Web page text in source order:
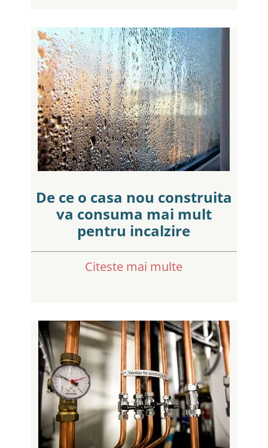
De ce o casa nou construita
va consuma mai mult
pentru incalzire
Citeste mai multe